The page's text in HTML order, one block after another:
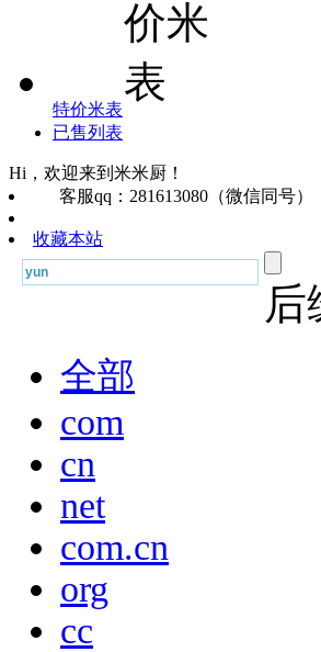
特价米表
已售列表
Hi，欢迎来到米米厨！
客服qq：281613080（微信同号）
收藏本站
后
全部
com
cn
net
com.cn
org
cc